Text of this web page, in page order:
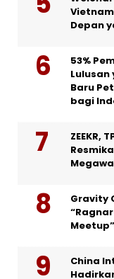
Depan
53%
Lulusan
Baru
bagi
ZEEKR,
Gravity
China